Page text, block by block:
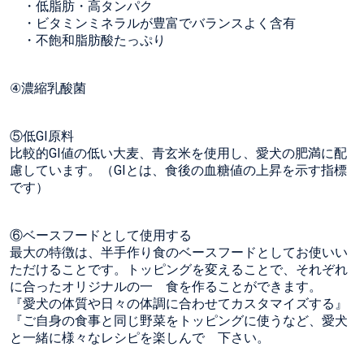
・低脂肪・高タンパク
・ビタミンミネラルが豊富でバランスよく含有
・不飽和脂肪酸たっぷり
④濃縮乳酸菌
⑤低GI原料
比較的GI値の低い大麦、青玄米を使用し、愛犬の肥満に配
慮しています。（GIとは、食後の血糖値の上昇を示す指標
です）
⑥ベースフードとして使用する
最大の特徴は、半手作り食のベースフードとしてお使いい
ただけることです。トッピングを変えることで、それぞれ
に合ったオリジナルの一 食を作ることができます。
『愛犬の体質や日々の体調に合わせてカスタマイズする』
『ご自身の食事と同じ野菜をトッピングに使うなど、愛犬
と一緒に様々なレシピを楽しんで 下さい。